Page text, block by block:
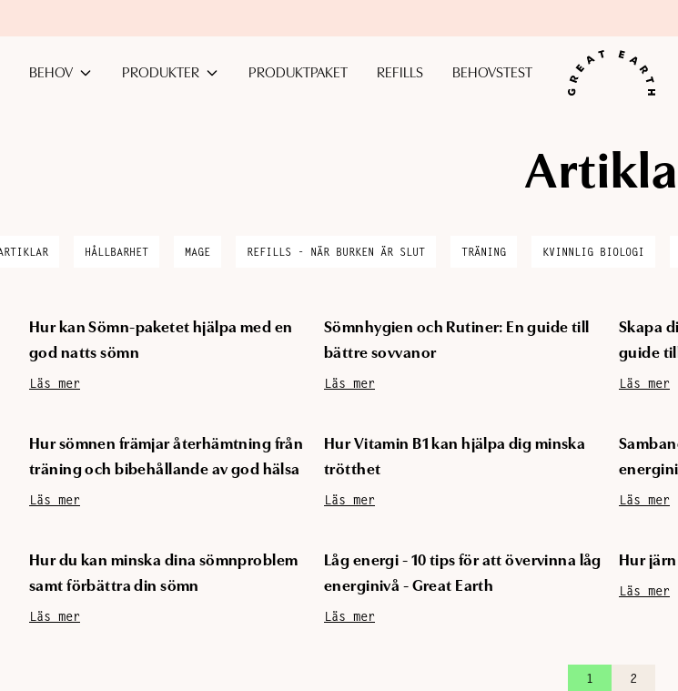
BEHOV PRODUKTER PRODUKTPAKET REFILLS BEHOVSTEST
HÅLLBARHET MAGE REFILLS - NÄR BURKEN ÄR SLUT TRÄNING KVINNLIG BIOLOGI
Hur kan Sömn-paketet hjälpa med en
god natts sömn
Läs mer
Sömnhygien och Rutiner: En guide till
bättre sovvanor
Läs mer
Skapa
guide
Läs mer
Hur sömnen främjar återhämtning från
träning och bibehållande av god hälsa
Läs mer
Hur Vitamin B1 kan hjälpa dig minska
trötthet
Läs mer Läs mer
Hur du kan minska dina sömnproblem
samt förbättra din sömn
Läs mer
Låg energi - 10 tips för att övervinna låg
energinivå - Great Earth
Läs mer
Hur
Läs mer
1 2